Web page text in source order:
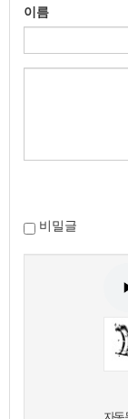
이름
비밀글